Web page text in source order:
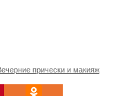
прически и макияж